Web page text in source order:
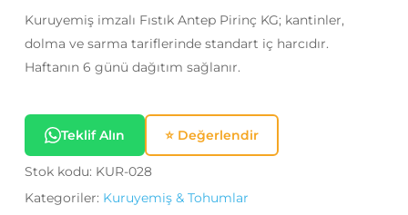
Kuruyemiş imzalı Fıstık Antep Pirinç KG; kantinler,
dolma ve sarma tariflerinde standart iç harcıdır.
Haftanın 6 günü dağıtım sağlanır.
Teklif Alın ⭐ Değerlendir
Stok kodu: KUR-028
Kategoriler: Kuruyemiş & Tohumlar